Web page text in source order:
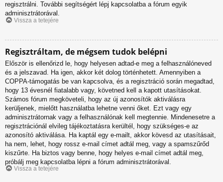
regisztrálni. További segítségért lépj kapcsolatba a fórum egyik
adminisztrátorával.
Vissza a tetejére
Regisztráltam, de mégsem tudok belépni
Először is ellenőrizd le, hogy helyesen adtad-e meg a felhasználóneved
és a jelszavad. Ha igen, akkor két dolog történhetett. Amennyiben a
COPPA-támogatás be van kapcsolva, és a regisztráció során megadtad,
hogy 13 évesnél fiatalabb vagy, követned kell a kapott utasításokat.
Számos fórum megköveteli, hogy az új azonosítók aktiválásra
kerüljenek, mielőtt használatba lehetne venni őket. Ezt vagy egy
adminisztrátornak vagy a felhasználónak kell megtennie. Mindenesetre a
regisztrációnál elvileg tájékoztatásra kerültél, hogy szükséges-e az
azonosító aktiválása. Ha kaptál egy e-mailt, akkor kövesd az utasításait,
ha nem, lehet, hogy rossz e-mail címet adtál meg, vagy a spamszűrőd
kiszűrte. Ha biztos vagy benne, hogy helyes e-mail címet adtál meg,
próbálj meg kapcsolatba lépni a fórum adminisztrátorával.
Vissza a tetejére